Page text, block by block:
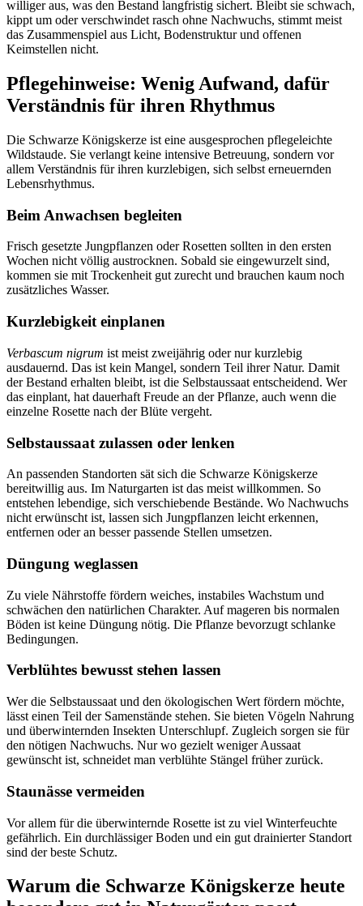
williger aus, was den Bestand langfristig sichert. Bleibt sie schwach,
kippt um oder verschwindet rasch ohne Nachwuchs, stimmt meist
das Zusammenspiel aus Licht, Bodenstruktur und offenen
Keimstellen nicht.
Pflegehinweise: Wenig Aufwand, dafür
Verständnis für ihren Rhythmus
Die Schwarze Königskerze ist eine ausgesprochen pflegeleichte
Wildstaude. Sie verlangt keine intensive Betreuung, sondern vor
allem Verständnis für ihren kurzlebigen, sich selbst erneuernden
Lebensrhythmus.
Beim Anwachsen begleiten
Frisch gesetzte Jungpflanzen oder Rosetten sollten in den ersten
Wochen nicht völlig austrocknen. Sobald sie eingewurzelt sind,
kommen sie mit Trockenheit gut zurecht und brauchen kaum noch
zusätzliches Wasser.
Kurzlebigkeit einplanen
Verbascum nigrum ist meist zweijährig oder nur kurzlebig
ausdauernd. Das ist kein Mangel, sondern Teil ihrer Natur. Damit
der Bestand erhalten bleibt, ist die Selbstaussaat entscheidend. Wer
das einplant, hat dauerhaft Freude an der Pflanze, auch wenn die
einzelne Rosette nach der Blüte vergeht.
Selbstaussaat zulassen oder lenken
An passenden Standorten sät sich die Schwarze Königskerze
bereitwillig aus. Im Naturgarten ist das meist willkommen. So
entstehen lebendige, sich verschiebende Bestände. Wo Nachwuchs
nicht erwünscht ist, lassen sich Jungpflanzen leicht erkennen,
entfernen oder an besser passende Stellen umsetzen.
Düngung weglassen
Zu viele Nährstoffe fördern weiches, instabiles Wachstum und
schwächen den natürlichen Charakter. Auf mageren bis normalen
Böden ist keine Düngung nötig. Die Pflanze bevorzugt schlanke
Bedingungen.
Verblühtes bewusst stehen lassen
Wer die Selbstaussaat und den ökologischen Wert fördern möchte,
lässt einen Teil der Samenstände stehen. Sie bieten Vögeln Nahrung
und überwinternden Insekten Unterschlupf. Zugleich sorgen sie für
den nötigen Nachwuchs. Nur wo gezielt weniger Aussaat
gewünscht ist, schneidet man verblühte Stängel früher zurück.
Staunässe vermeiden
Vor allem für die überwinternde Rosette ist zu viel Winterfeuchte
gefährlich. Ein durchlässiger Boden und ein gut drainierter Standort
sind der beste Schutz.
Warum die Schwarze Königskerze heute